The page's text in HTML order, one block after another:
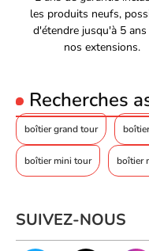
compatibilité avec les
Mini-ITX, son vitrage
de refroidissement le
les produits neufs,
d'étendre jusqu'à 5 ans
nos extensions.
Recherches
boîtier grand tour
boîtier mini tour boîtier
SUIVEZ-NOUS